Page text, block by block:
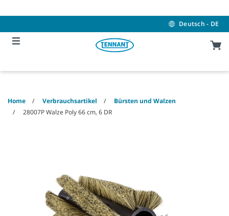
to
to
menu
Deutsch - DE
Home Verbrauchsartikel
Bürsten und Walzen
28007P Walze Poly 66 cm, 6 DR